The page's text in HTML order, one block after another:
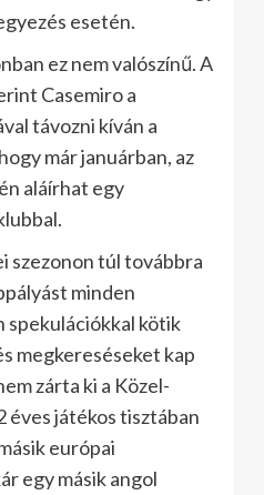
esetén.
ez nem valószínű. A
Casemiro a
távozni kíván a
már januárban, az
aláírhat egy
szezonon túl továbbra
minden
spekulációkkal kötik
megkereséseket kap
zárta ki a Közel-
éves játékos tisztában
európai
egy másik angol